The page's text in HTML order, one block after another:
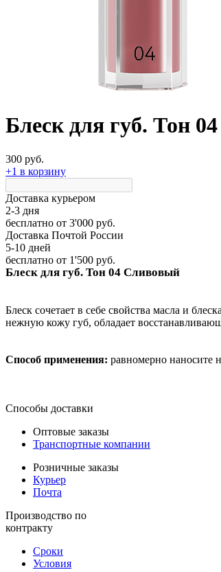
Блеск для губ. Тон
300 руб.
+1 в корзину
Доставка курьером
2-3 дня
бесплатно от 3'000 руб.
Доставка Почтой России
5-10 дней
бесплатно от 1'500 руб.
Блеск для губ. Тон 04 Сливовый
Блеск сочетает в себе свойства масла и
нежную кожу губ, обладает
Способ применения: равномерно наносите
Способы доставки
Оптовые заказы
Транспортные компании
Розничные заказы
Курьер
Почта
Производство по
контракту
Сроки
Условия